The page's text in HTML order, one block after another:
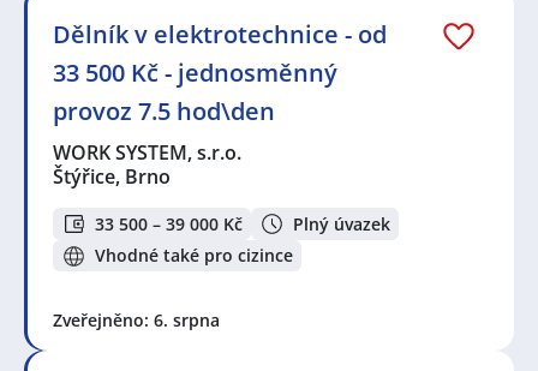
Dělník v elektrotechnice - od
33 500 Kč - jednosměnný
provoz 7.5 hod\den
WORK SYSTEM, s.r.o.
Štýřice, Brno
33 500 – 39 000 Kč
Plný úvazek
Vhodné také pro cizince
Zveřejněno: 6. srpna